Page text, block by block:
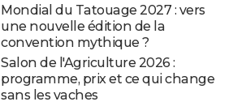
Mondial du Tatouage 2027 : vers
une nouvelle édition de la
convention mythique ?
Salon de l'Agriculture 2026 :
programme, prix et ce qui change
sans les vaches